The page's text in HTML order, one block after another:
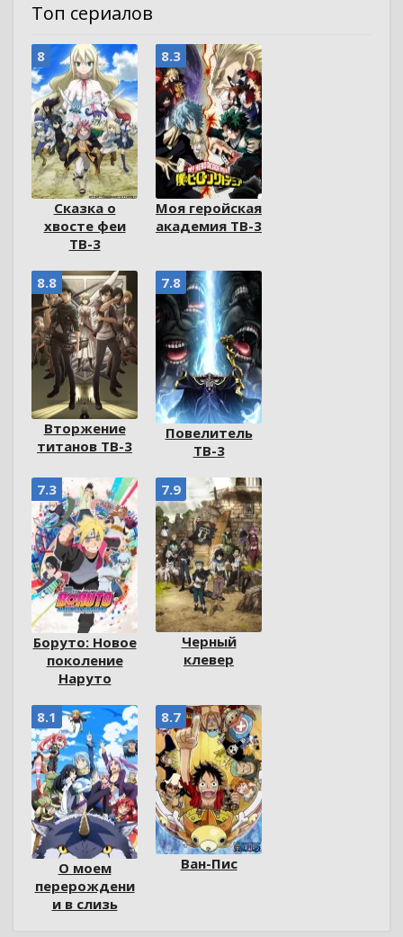
Топ сериалов
8
Сказка о
хвосте феи
ТВ-3
8.3
Моя геройская
академия ТВ-3
8.8
Вторжение
титанов ТВ-3
7.8
Повелитель
ТВ-3
7.3
Боруто: Новое
поколение
Наруто
7.9
Черный
клевер
8.1
О моем
перерождени
и в слизь
8.7
Ван-Пис